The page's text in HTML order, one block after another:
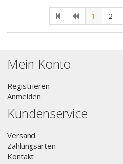
1 2
Mein Konto
Registrieren
Anmelden
Kundenservice
Versand
Zahlungsarten
Kontakt